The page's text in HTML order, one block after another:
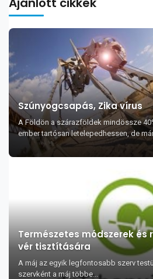
Szúnyogcsapás, Zika vírus
A Földön a szárazföldek mindössze
ember tartósan letelepedhessen, de
milliárdnyian vagyunk.
Természetes módszerek és
vér tisztítására
A máj az egyik legfontosabb szerv
szervként a máj többe...